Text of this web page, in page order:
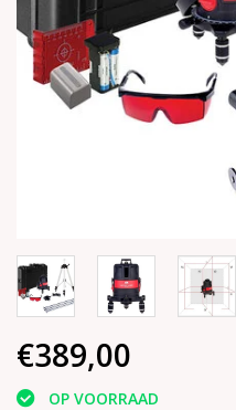
€389,00
OP VOORRAAD